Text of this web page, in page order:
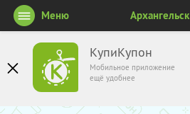
КупиКупон
Мобильное приложение
ещё удобнее
Меню Архангельск